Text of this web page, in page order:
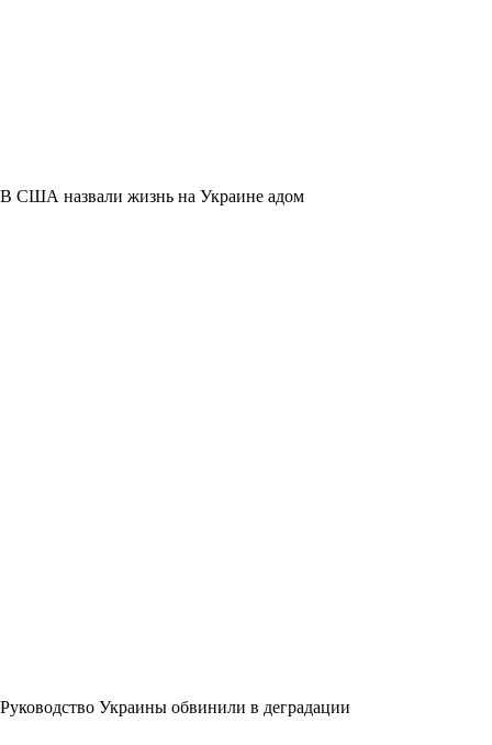
В США назвали жизнь на Украине адом
Руководство Украины обвинили в деградации